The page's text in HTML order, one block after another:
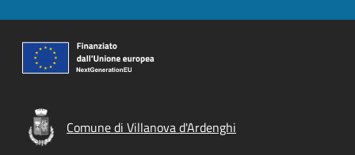
Comune di Villanova d'Ardenghi